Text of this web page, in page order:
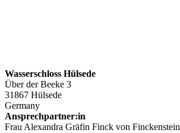
Wasserschloss Hülsede
Über der Beeke 3
31867 Hülsede
Germany
Ansprechpartner:in
Frau Alexandra Gräfin Finck von Finckenstein